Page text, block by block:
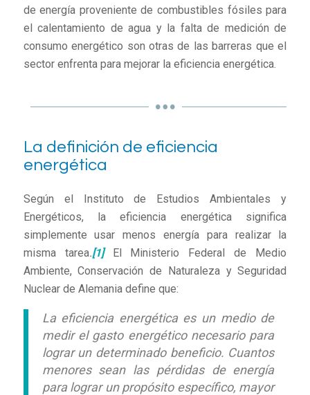
de energía proveniente de combustibles fósiles para
el calentamiento de agua y la falta de medición de
consumo energético son otras de las barreras que el
sector enfrenta para mejorar la eficiencia energética.
La definición de eficiencia
energética
Según el Instituto de Estudios Ambientales y
Energéticos, la eficiencia energética significa
simplemente usar menos energía para realizar la
misma tarea.[1]
El Ministerio Federal de Medio
Ambiente, Conservación de Naturaleza y Seguridad
Nuclear de Alemania define que:
La eficiencia energética es un medio de
medir el gasto energético necesario para
lograr un determinado beneficio. Cuantos
menores sean las pérdidas de energía
para lograr un propósito específico, mayor